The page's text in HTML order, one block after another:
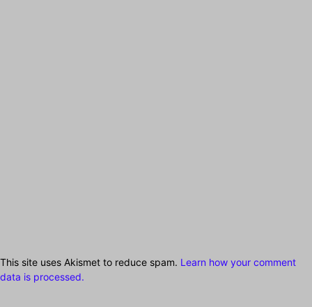
This site uses Akismet to reduce spam. Learn how your comment
data is processed.